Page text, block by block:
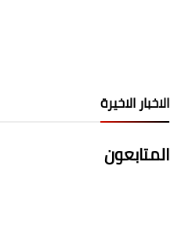
الاخبار الاخيرة
المتابعون